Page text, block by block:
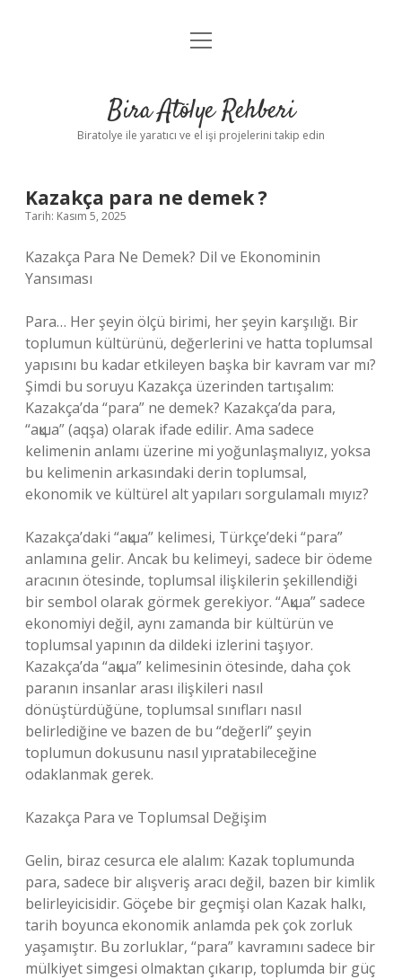
Anasayfa
Yasal Uyarı
menüyü
Bira Atölye Rehberi
Biratolye ile yaratıcı ve el işi projelerini takip edin
Kazakça para ne demek ?
Tarih: Kasım 5, 2025
Kazakça Para Ne Demek? Dil ve Ekonominin
Yansıması
Para… Her şeyin ölçü birimi, her şeyin karşılığı. Bir
toplumun kültürünü, değerlerini ve hatta toplumsal
yapısını bu kadar etkileyen başka bir kavram var mı?
Şimdi bu soruyu Kazakça üzerinden tartışalım:
Kazakça’da “para” ne demek? Kazakça’da para,
“ақша” (aqşa) olarak ifade edilir. Ama sadece
kelimenin anlamı üzerine mi yoğunlaşmalıyız, yoksa
bu kelimenin arkasındaki derin toplumsal,
ekonomik ve kültürel alt yapıları sorgulamalı mıyız?
Kazakça’daki “ақша” kelimesi, Türkçe’deki “para”
anlamına gelir. Ancak bu kelimeyi, sadece bir ödeme
aracının ötesinde, toplumsal ilişkilerin şekillendiği
bir sembol olarak görmek gerekiyor. “Ақша” sadece
ekonomiyi değil, aynı zamanda bir kültürün ve
toplumsal yapının da dildeki izlerini taşıyor.
Kazakça’da “ақша” kelimesinin ötesinde, daha çok
paranın insanlar arası ilişkileri nasıl
dönüştürdüğüne, toplumsal sınıfları nasıl
belirlediğine ve bazen de bu “değerli” şeyin
toplumun dokusunu nasıl yıpratabileceğine
odaklanmak gerek.
Kazakça Para ve Toplumsal Değişim
Gelin, biraz cesurca ele alalım: Kazak toplumunda
para, sadece bir alışveriş aracı değil, bazen bir kimlik
belirleyicisidir. Göçebe bir geçmişi olan Kazak halkı,
tarih boyunca ekonomik anlamda pek çok zorluk
yaşamıştır. Bu zorluklar, “para” kavramını sadece bir
mülkiyet simgesi olmaktan çıkarıp, toplumda bir güç